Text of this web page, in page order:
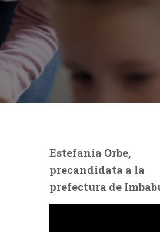
Estefanía Orbe,
precandidata a la
prefectura de